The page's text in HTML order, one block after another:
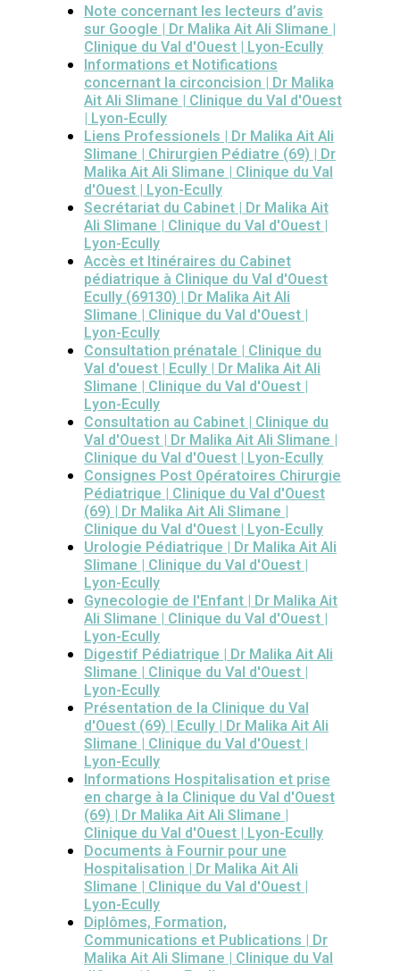
Note concernant les lecteurs d’avis
sur Google | Dr Malika Ait Ali Slimane |
Clinique du Val d'Ouest | Lyon-Ecully
Informations et Notifications
concernant la circoncision | Dr Malika
Ait Ali Slimane | Clinique du Val d'Ouest
| Lyon-Ecully
Liens Professionels | Dr Malika Ait Ali
Slimane | Chirurgien Pédiatre (69) | Dr
Malika Ait Ali Slimane | Clinique du Val
d'Ouest | Lyon-Ecully
Secrétariat du Cabinet | Dr Malika Ait
Ali Slimane | Clinique du Val d'Ouest |
Lyon-Ecully
Accès et Itinéraires du Cabinet
pédiatrique à Clinique du Val d'Ouest
Ecully (69130) | Dr Malika Ait Ali
Slimane | Clinique du Val d'Ouest |
Lyon-Ecully
Consultation prénatale | Clinique du
Val d'ouest | Ecully | Dr Malika Ait Ali
Slimane | Clinique du Val d'Ouest |
Lyon-Ecully
Consultation au Cabinet | Clinique du
Val d'Ouest | Dr Malika Ait Ali Slimane |
Clinique du Val d'Ouest | Lyon-Ecully
Consignes Post Opératoires Chirurgie
Pédiatrique | Clinique du Val d'Ouest
(69) | Dr Malika Ait Ali Slimane |
Clinique du Val d'Ouest | Lyon-Ecully
Urologie Pédiatrique | Dr Malika Ait Ali
Slimane | Clinique du Val d'Ouest |
Lyon-Ecully
Gynecologie de l'Enfant | Dr Malika Ait
Ali Slimane | Clinique du Val d'Ouest |
Lyon-Ecully
Digestif Pédiatrique | Dr Malika Ait Ali
Slimane | Clinique du Val d'Ouest |
Lyon-Ecully
Présentation de la Clinique du Val
d'Ouest (69) | Ecully | Dr Malika Ait Ali
Slimane | Clinique du Val d'Ouest |
Lyon-Ecully
Informations Hospitalisation et prise
en charge à la Clinique du Val d'Ouest
(69) | Dr Malika Ait Ali Slimane |
Clinique du Val d'Ouest | Lyon-Ecully
Documents à Fournir pour une
Hospitalisation | Dr Malika Ait Ali
Slimane | Clinique du Val d'Ouest |
Lyon-Ecully
Diplômes, Formation,
Communications et Publications | Dr
Malika Ait Ali Slimane | Clinique du Val